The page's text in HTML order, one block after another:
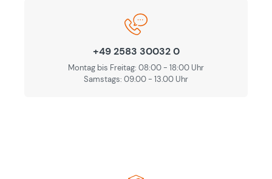
+49 2583 30032 0
Montag bis Freitag: 08:00 - 18:00 Uhr
Samstags: 09.00 - 13.00 Uhr